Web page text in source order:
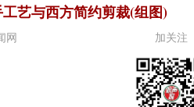
艺与西方简约剪裁(组图)
网 加关注